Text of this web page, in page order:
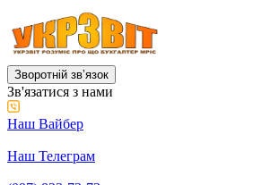
Зворотній звʼязок
Зв'язатися з нами
Наш Вайбер
Наш Телеграм